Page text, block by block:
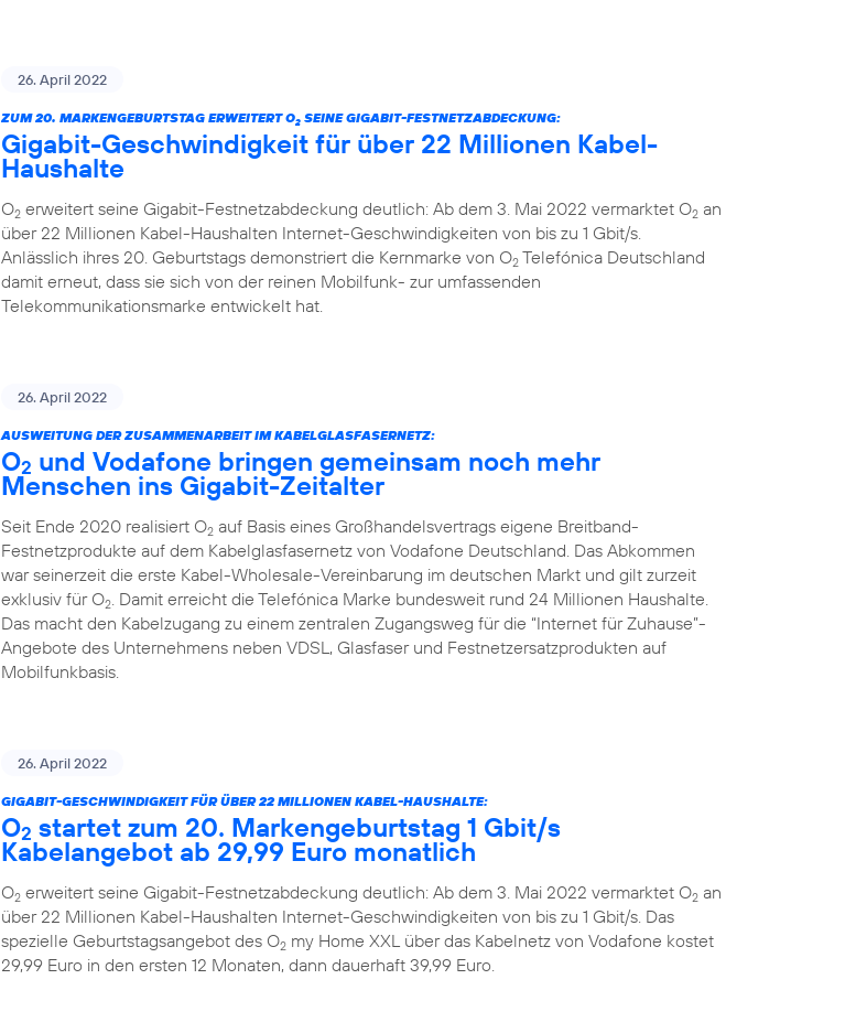
26. April 2022
ZUM 20. MARKENGEBURTSTAG ERWEITERT O2 SEINE GIGABIT-FESTNETZABDECKUNG:
Gigabit-Geschwindigkeit für über 22 Millionen Kabel-
Haushalte
O2 erweitert seine Gigabit-Festnetzabdeckung deutlich: Ab dem 3. Mai 2022 vermarktet O2 an
über 22 Millionen Kabel-Haushalten Internet-Geschwindigkeiten von bis zu 1 Gbit/s.
Anlässlich ihres 20. Geburtstags demonstriert die Kernmarke von O2 Telefónica Deutschland
damit erneut, dass sie sich von der reinen Mobilfunk- zur umfassenden
Telekommunikationsmarke entwickelt hat.
26. April 2022
AUSWEITUNG DER ZUSAMMENARBEIT IM KABELGLASFASERNETZ:
O2 und Vodafone bringen gemeinsam noch mehr
Menschen ins Gigabit-Zeitalter
Seit Ende 2020 realisiert O2 auf Basis eines Großhandelsvertrags eigene Breitband-
Festnetzprodukte auf dem Kabelglasfasernetz von Vodafone Deutschland. Das Abkommen
war seinerzeit die erste Kabel-Wholesale-Vereinbarung im deutschen Markt und gilt zurzeit
exklusiv für O2 . Damit erreicht die Telefónica Marke bundesweit rund 24 Millionen Haushalte.
Das macht den Kabelzugang zu einem zentralen Zugangsweg für die “Internet für Zuhause”-
Angebote des Unternehmens neben VDSL, Glasfaser und Festnetzersatzprodukten auf
Mobilfunkbasis.
26. April 2022
GIGABIT-GESCHWINDIGKEIT FÜR ÜBER 22 MILLIONEN KABEL-HAUSHALTE:
O2 startet zum 20. Markengeburtstag 1 Gbit/s
Kabelangebot ab 29,99 Euro monatlich
O2 erweitert seine Gigabit-Festnetzabdeckung deutlich: Ab dem 3. Mai 2022 vermarktet O2 an
über 22 Millionen Kabel-Haushalten Internet-Geschwindigkeiten von bis zu 1 Gbit/s. Das
spezielle Geburtstagsangebot des O2 my Home XXL über das Kabelnetz von Vodafone kostet
29,99 Euro in den ersten 12 Monaten, dann dauerhaft 39,99 Euro.